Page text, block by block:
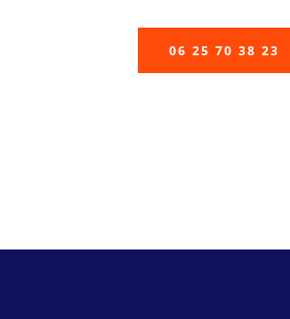
06 25 70 38 23